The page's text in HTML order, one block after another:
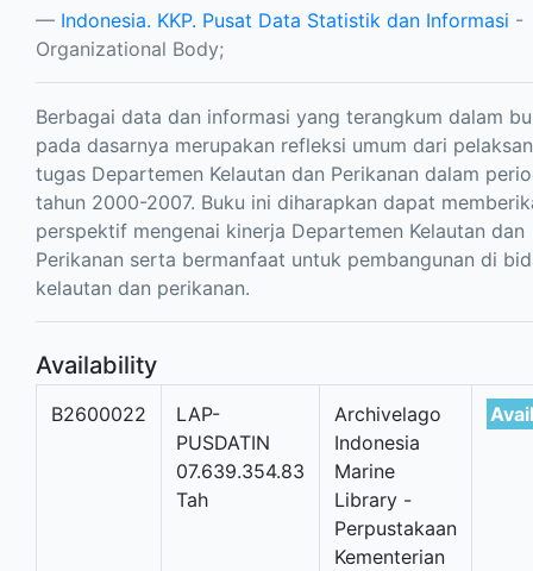
Indonesia. KKP. Pusat Data Statistik dan Informasi -
Organizational Body;
Berbagai data dan informasi yang terangkum dalam
pada dasarnya merupakan refleksi umum dari
tugas Departemen Kelautan dan Perikanan dalam
tahun 2000-2007. Buku ini diharapkan dapat
perspektif mengenai kinerja Departemen Kelautan dan
Perikanan serta bermanfaat untuk pembangunan di
kelautan dan perikanan.
Availability
B2600022
LAP-
PUSDATIN
07.639.354.83
Tah
Archivelago
Indonesia
Marine
Library -
Perpustakaan
Kementerian